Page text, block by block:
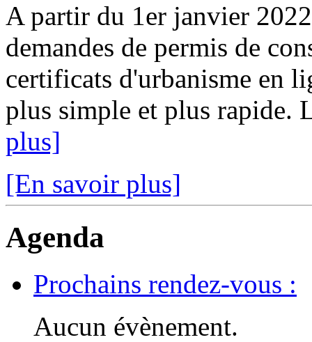
A partir du 1er janvier
demandes de permis de
certificats d'urbanisme en
plus simple et plus rapide.
plus]
[En savoir plus]
Agenda
Prochains rendez-vous :
Aucun évènement.